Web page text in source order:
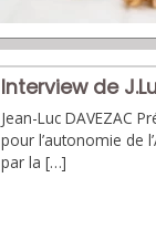
Interview de
Jean-Luc DAVEZAC
pour l’autonomie de
par la […]